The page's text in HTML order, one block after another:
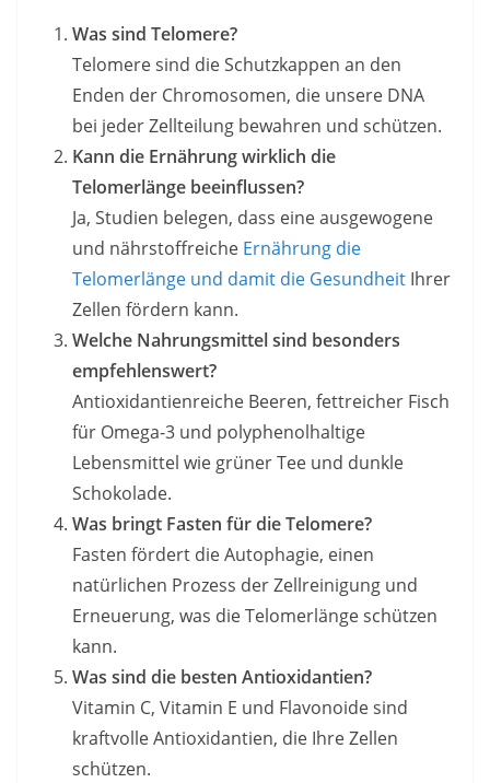
Was sind Telomere?
Telomere sind die Schutzkappen an den
Enden der Chromosomen, die unsere DNA
bei jeder Zellteilung bewahren und schützen.
Kann die Ernährung wirklich die
Telomerlänge beeinflussen?
Ja, Studien belegen, dass eine ausgewogene
und nährstoffreiche Ernährung die
Telomerlänge und damit die Gesundheit Ihrer
Zellen fördern kann.
Welche Nahrungsmittel sind besonders
empfehlenswert?
Antioxidantienreiche Beeren, fettreicher Fisch
für Omega-3 und polyphenolhaltige
Lebensmittel wie grüner Tee und dunkle
Schokolade.
Was bringt Fasten für die Telomere?
Fasten fördert die Autophagie, einen
natürlichen Prozess der Zellreinigung und
Erneuerung, was die Telomerlänge schützen
kann.
Was sind die besten Antioxidantien?
Vitamin C, Vitamin E und Flavonoide sind
kraftvolle Antioxidantien, die Ihre Zellen
schützen.